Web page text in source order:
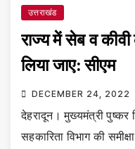
उत्तराखंड
राज्य में सेब व
लिया जाए: सीएम
DECEMBER 24, 2022
देहरादून। मुख्यमंत्री
सहकारिता विभाग की